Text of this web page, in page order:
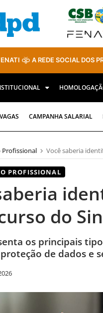
A REDE SOCIAL DOS
VAGAS CAMPANHA SALARIAL
Profissional Você saberia
PROFISSIONAL
do
os principais
de dados e